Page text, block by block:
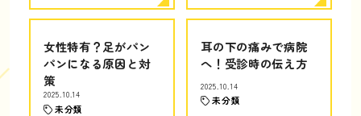
女性特有？足がパン
パンになる原因と対
策
2025.10.14
未分類
耳の下の痛みで病院
へ！受診時の伝え方
2025.10.14
未分類